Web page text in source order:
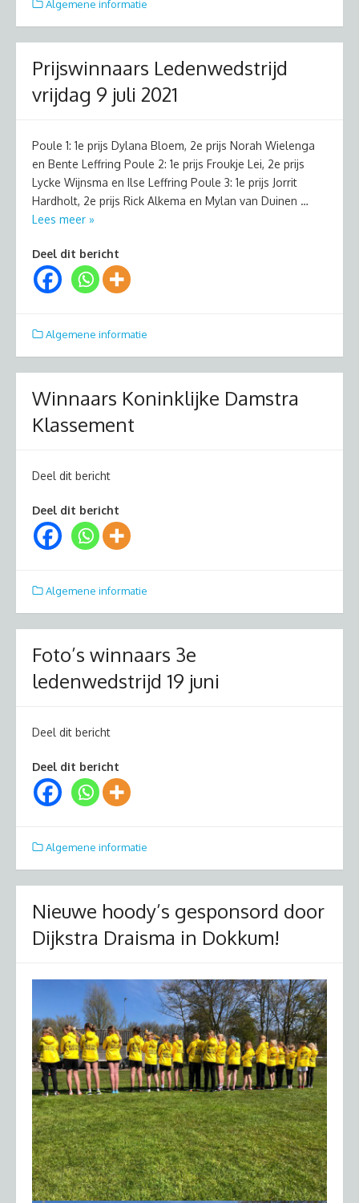
Algemene informatie
Prijswinnaars Ledenwedstrijd
vrijdag 9 juli 2021
Poule 1: 1e prijs Dylana Bloem, 2e prijs Norah Wielenga
en Bente Leffring Poule 2: 1e prijs Froukje Lei, 2e prijs
Lycke Wijnsma en Ilse Leffring Poule 3: 1e prijs Jorrit
Hardholt, 2e prijs Rick Alkema en Mylan van Duinen …
Lees meer »
Deel dit bericht
Algemene informatie
Winnaars Koninklijke Damstra
Klassement
Deel dit bericht
Deel dit bericht
Algemene informatie
Foto’s winnaars 3e
ledenwedstrijd 19 juni
Deel dit bericht
Deel dit bericht
Algemene informatie
Nieuwe hoody’s gesponsord door
Dijkstra Draisma in Dokkum!